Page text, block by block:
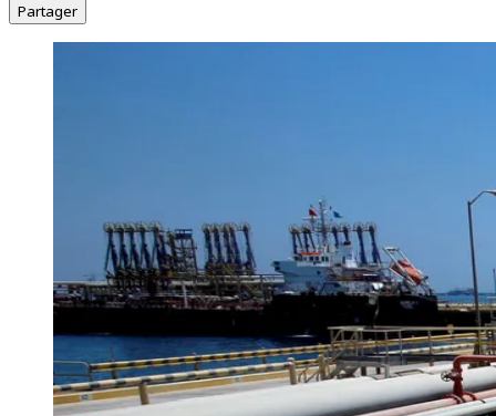
Partager